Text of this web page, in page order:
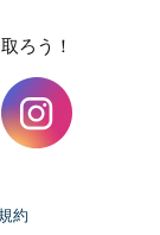
ろう！
約